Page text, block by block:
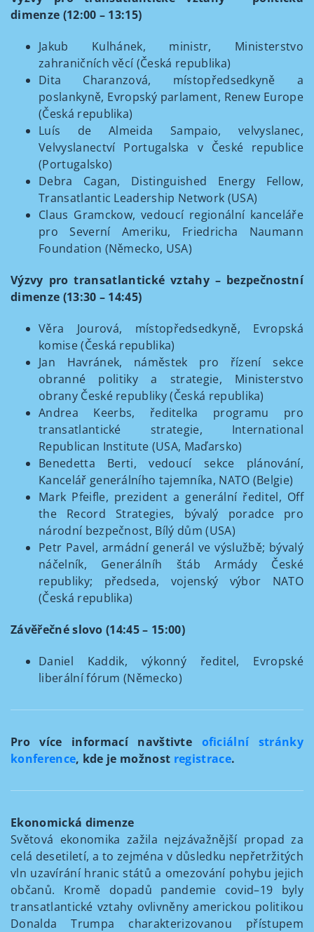
dimenze (12:00 – 13:15)
Jakub Kulhánek, ministr, Ministerstvo
zahraničních věcí (Česká republika)
Dita Charanzová, místopředsedkyně a
poslankyně, Evropský parlament, Renew Europe
(Česká republika)
Luís de Almeida Sampaio, velvyslanec,
Velvyslanectví Portugalska v České republice
(Portugalsko)
Debra Cagan, Distinguished Energy Fellow,
Transatlantic Leadership Network (USA)
Claus Gramckow, vedoucí regionální kanceláře
pro Severní Ameriku, Friedricha Naumann
Foundation (Německo, USA)
Výzvy pro transatlantické vztahy – bezpečnostní
dimenze (13:30 – 14:45)
Věra Jourová, místopředsedkyně, Evropská
komise (Česká republika)
Jan Havránek, náměstek pro řízení sekce
obranné politiky a strategie, Ministerstvo
obrany České republiky (Česká republika)
Andrea Keerbs, ředitelka programu pro
transatlantické strategie, International
Republican Institute (USA, Maďarsko)
Benedetta Berti, vedoucí sekce plánování,
Kancelář generálního tajemníka, NATO (Belgie)
Mark Pfeifle, prezident a generální ředitel, Off
the Record Strategies, bývalý poradce pro
národní bezpečnost, Bílý dům (USA)
Petr Pavel, armádní generál ve výslužbě; bývalý
náčelník, Generálníh štáb Armády České
republiky; předseda, vojenský výbor NATO
(Česká republika)
Závěřečné slovo (14:45 – 15:00)
Daniel Kaddik, výkonný ředitel, Evropské
liberální fórum (Německo)
Pro více informací navštivte oficiální stránky
konference, kde je možnost registrace.
Ekonomická dimenze
Světová ekonomika zažila nejzávažnější propad za
celá desetiletí, a to zejména v důsledku nepřetržitých
vln uzavírání hranic států a omezování pohybu jejich
občanů. Kromě dopadů pandemie covid–19 byly
transatlantické vztahy ovlivněny americkou politikou
Donalda Trumpa charakterizovanou přístupem